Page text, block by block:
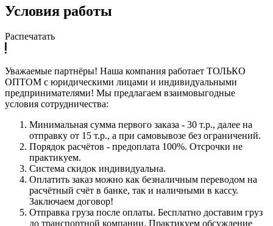
Условия работы
Распечатать
Уважаемые партнёры! Наша компания работает ТОЛЬКО
ОПТОМ с юридическими лицами и индивидуальными
предпринимателями! Мы предлагаем взаимовыгодные
условия сотрудничества:
Минимальная сумма первого заказа - 30 т.р., далее на
отправку от 15 т.р., а при самовывозе без ограничений.
Порядок расчётов - предоплата 100%. Отсрочки не
практикуем.
Система скидок индивидуальна.
Оплатить заказ можно как безналичным переводом на
расчётный счёт в банке, так и наличными в кассу.
Заключаем договор!
Отправка груза после оплаты. Бесплатно доставим груз
до транспортной компании. Практикуем обсуждение